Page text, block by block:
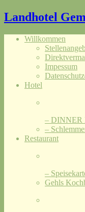
Landhotel
Willkommen
Impessum
Hotel
– DINNER
–
Restaurant
–
Gehls